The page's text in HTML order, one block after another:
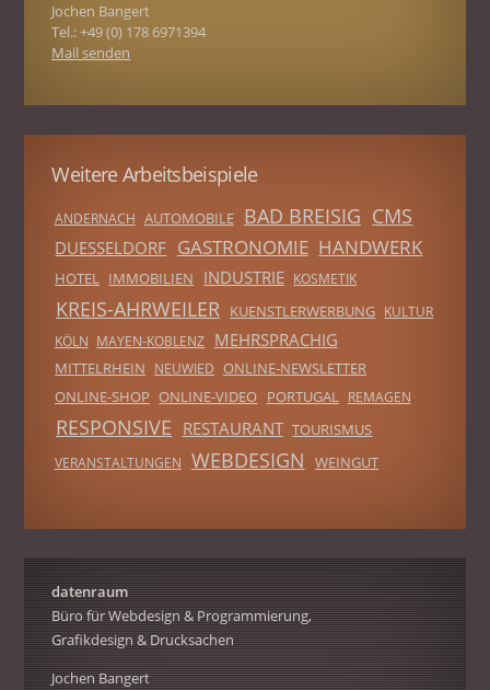
Jochen Bangert
Tel.: +49 (0) 178 6971394
Mail senden
Weitere Arbeitsbeispiele
ANDERNACH AUTOMOBILE BAD BREISIG CMS
DUESSELDORF GASTRONOMIE HANDWERK
HOTEL IMMOBILIEN INDUSTRIE KOSMETIK
KREIS-AHRWEILER KUENSTLERWERBUNG KULTUR
KÖLN MAYEN-KOBLENZ MEHRSPRACHIG
MITTELRHEIN NEUWIED ONLINE-NEWSLETTER
ONLINE-SHOP ONLINE-VIDEO PORTUGAL REMAGEN
RESPONSIVE RESTAURANT TOURISMUS
VERANSTALTUNGEN WEBDESIGN WEINGUT
datenraum
Büro für Webdesign & Programmierung,
Grafikdesign & Drucksachen
Jochen Bangert